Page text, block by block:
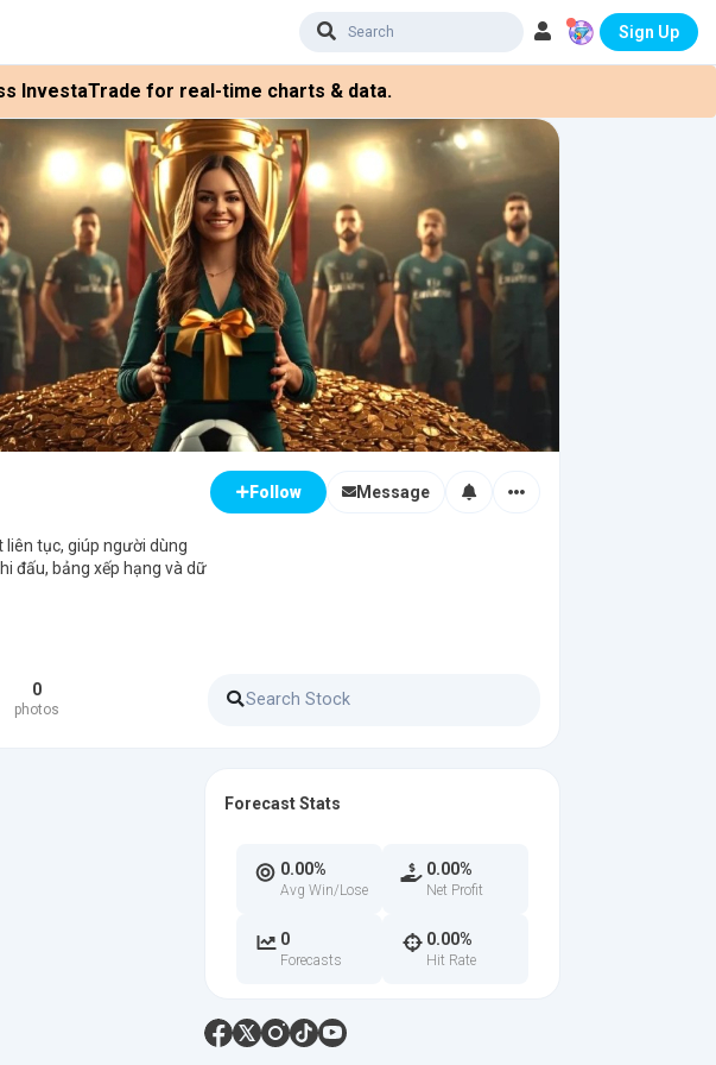
Sign Up
InvestaTrade for real-time charts & data.
tục, giúp người dùng
đấu, bảng xếp hạng và dữ
Follow Message
0
photos
Forecast Stats
0.00%
Avg Win/Lose
0.00%
Net Profit
0
Forecasts
0.00%
Hit Rate